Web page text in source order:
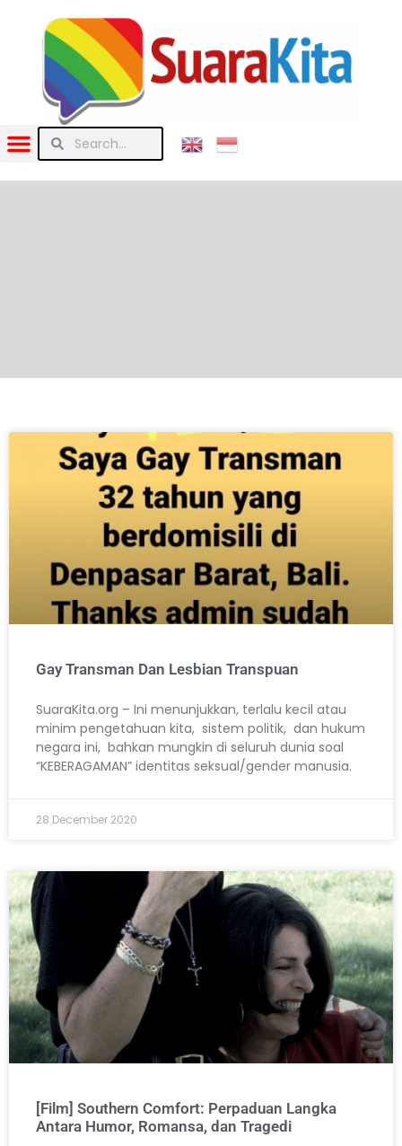
Gay Transman Dan Lesbian Transpuan
SuaraKita.org – Ini menunjukkan, terlalu kecil atau
minim pengetahuan kita, sistem politik, dan hukum
negara ini, bahkan mungkin di seluruh dunia soal
“KEBERAGAMAN” identitas seksual/gender manusia.
28 December 2020
[Film] Southern Comfort: Perpaduan Langka
Antara Humor, Romansa, dan Tragedi